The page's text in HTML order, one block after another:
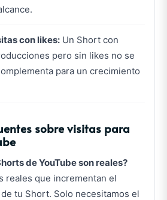
con likes: Un Short con
pero sin likes no se
para un crecimiento
sobre visitas para
de YouTube son reales?
reales que incrementan el
tu Short. Solo necesitamos el